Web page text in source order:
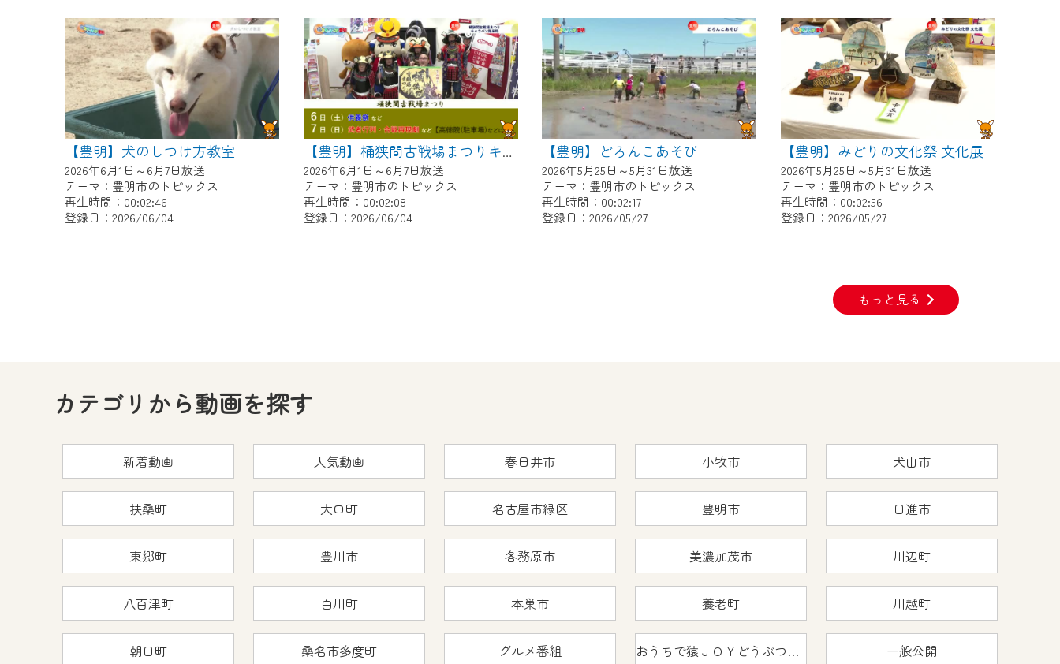
【豊明】犬のしつけ方教室
2026年6月1日～6月7日放送
テーマ：豊明市のトピックス
再生時間：00:02:46
登録日：2026/06/04
【豊明】桶狭間古戦場まつりキャラバン隊来局
2026年6月1日～6月7日放送
テーマ：豊明市のトピックス
再生時間：00:02:08
登録日：2026/06/04
【豊明】どろんこあそび
2026年5月25日～5月31日放送
テーマ：豊明市のトピックス
再生時間：00:02:17
登録日：2026/05/27
【豊明】みどりの文化祭 文化展
2026年5月25日～5月31日放送
テーマ：豊明市のトピックス
再生時間：00:02:56
登録日：2026/05/27
もっと見る
カテゴリから動画を探す
新着動画 人気動画 春日井市 小牧市 犬山市
扶桑町 大口町 名古屋市緑区 豊明市 日進市
東郷町 豊川市 各務原市 美濃加茂市 川辺町
八百津町 白川町 本巣市 養老町 川越町
朝日町 桑名市多度町 グルメ番組 おうちで猿ＪＯＹどうぶつえん 一般公開